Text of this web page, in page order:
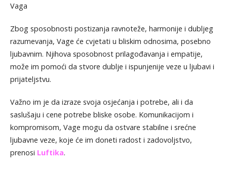
Vaga
Zbog sposobnosti postizanja ravnoteže, harmonije i dubljeg
razumevanja, Vage će cvjetati u bliskim odnosima, posebno
ljubavnim. Njihova sposobnost prilagođavanja i empatije,
može im pomoći da stvore dublje i ispunjenije veze u ljubavi i
prijateljstvu.
Važno im je da izraze svoja osjećanja i potrebe, ali i da
saslušaju i cene potrebe bliske osobe. Komunikacijom i
kompromisom, Vage mogu da ostvare stabilne i srećne
ljubavne veze, koje će im doneti radost i zadovoljstvo,
prenosi Luftika.